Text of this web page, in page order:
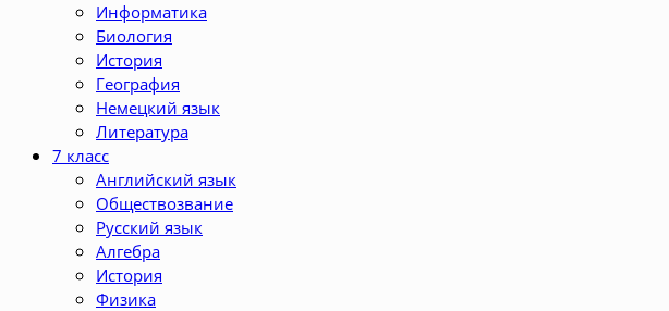
Информатика
Биология
История
География
Немецкий язык
Литература
7 класс
Английский язык
Обществозвание
Русский язык
Алгебра
История
Физика